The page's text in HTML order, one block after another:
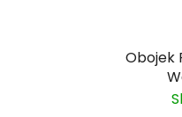
Obojek